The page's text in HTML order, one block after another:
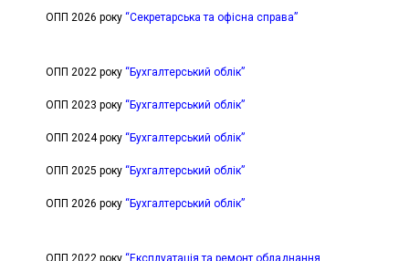
ОПП 2026 року “Секретарська та офісна справа”
ОПП 2022 року “Бухгалтерський облік”
ОПП 2023 року “Бухгалтерський облік”
ОПП 2024 року “Бухгалтерський облік”
ОПП 2025 року “Бухгалтерський облік”
ОПП 2026 року “Бухгалтерський облік”
ОПП 2022 року “Експлуатація та ремонт обладнання